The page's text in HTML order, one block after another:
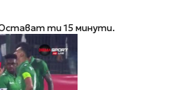
Остават ти 15 минути.